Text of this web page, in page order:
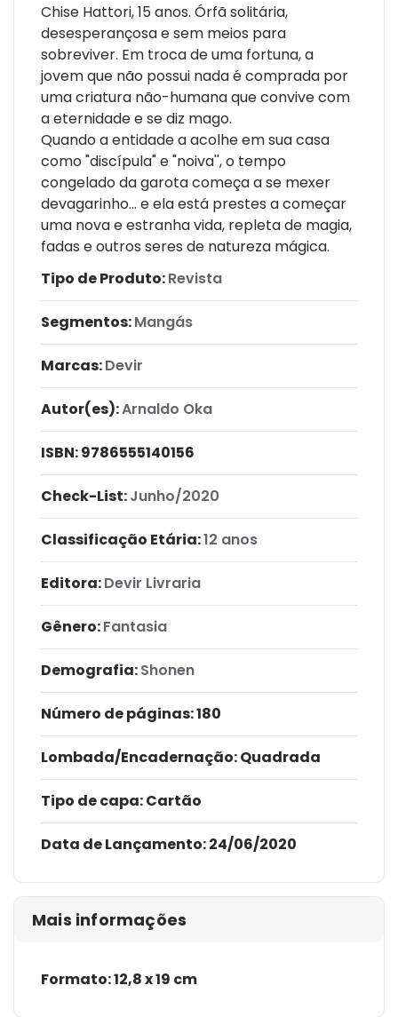
Chise Hattori, 15 anos. Órfã solitária,
desesperançosa e sem meios para
sobreviver. Em troca de uma fortuna, a
jovem que não possui nada é comprada por
uma criatura não-humana que convive com
a eternidade e se diz mago.
Quando a entidade a acolhe em sua casa
como "discípula" e "noiva'', o tempo
congelado da garota começa a se mexer
devagarinho... e ela está prestes a começar
uma nova e estranha vida, repleta de magia,
fadas e outros seres de natureza mágica.
Tipo de Produto:Revista
Segmentos:Mangás
Marcas:Devir
Autor(es):Arnaldo Oka
ISBN:9786555140156
Check-List:Junho/2020
Classificação Etária:12 anos
Editora:Devir Livraria
Gênero:Fantasia
Demografia:Shonen
Número de páginas: 180
Lombada/Encadernação: Quadrada
Tipo de capa:Cartão
Data de Lançamento:24/06/2020
Mais informações
Formato: 12,8 x 19 cm